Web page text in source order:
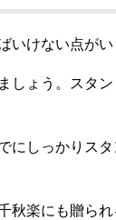
けない点がい
しょう。スタ
にしっかりス
秋楽にも贈ら